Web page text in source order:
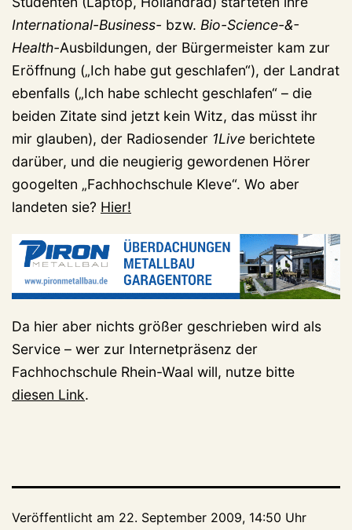
International-Business- bzw. Bio-Science-&-
Health-Ausbildungen, der Bürgermeister kam zur
Eröffnung („Ich habe gut geschlafen“), der Landrat
ebenfalls („Ich habe schlecht geschlafen“ – die
beiden Zitate sind jetzt kein Witz, das müsst ihr
mir glauben), der Radiosender 1Live berichtete
darüber, und die neugierig gewordenen Hörer
googelten „Fachhochschule Kleve“. Wo aber
landeten sie? Hier!
Da hier aber nichts größer geschrieben wird als
Service – wer zur Internetpräsenz der
Fachhochschule Rhein-Waal will, nutze bitte
diesen Link.
Veröffentlicht am 22. September 2009, 14:50 Uhr